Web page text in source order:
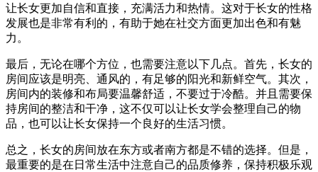
让长女更加自信和直接，充满活力和热情。这对于长女的性格
发展也是非常有利的，有助于她在社交方面更加出色和有魅
力。
最后，无论在哪个方位，也需要注意以下几点。首先，长女的
房间应该是明亮、通风的，有足够的阳光和新鲜空气。其次，
房间内的装修和布局要温馨舒适，不要过于冷酷。并且需要保
持房间的整洁和干净，这不仅可以让长女学会整理自己的物
品，也可以让长女保持一个良好的生活习惯。
总之，长女的房间放在东方或者南方都是不错的选择。但是，
最重要的是在日常生活中注意自己的品质修养，保持积极乐观